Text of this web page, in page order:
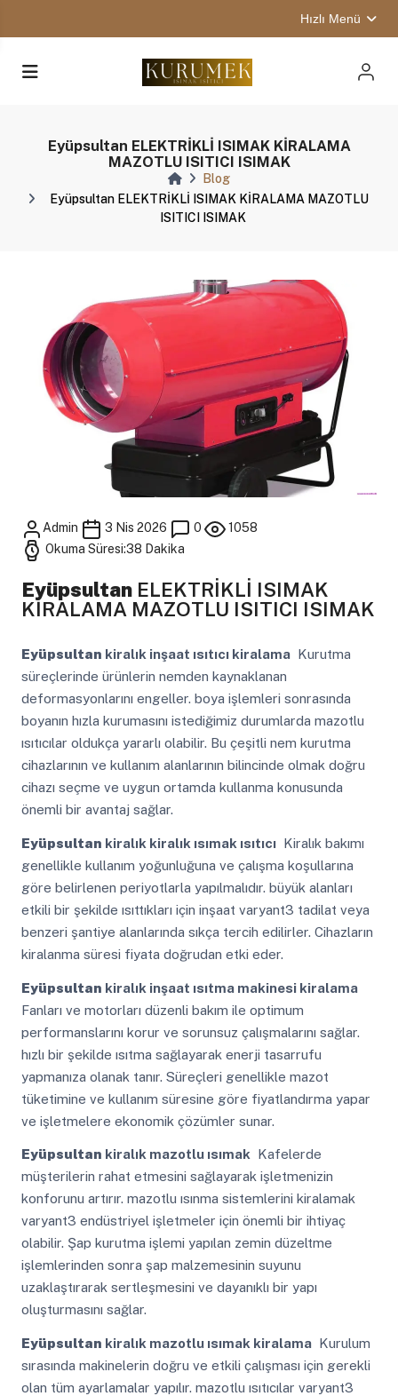
Hızlı Menü
Eyüpsultan ELEKTRİKLİ ISIMAK KİRALAMA
MAZOTLU ISITICI ISIMAK
Blog
Eyüpsultan ELEKTRİKLİ ISIMAK KİRALAMA MAZOTLU
ISITICI ISIMAK
Admin 3 Nis 2026 0
1058
Okuma Süresi:38 Dakika
EyüpsultanELEKTRİKLİ ISIMAK
KİRALAMA MAZOTLU ISITICI ISIMAK
Eyüpsultan kiralık inşaat ısıtıcı kiralamaKurutma
süreçlerinde ürünlerin nemden kaynaklanan
deformasyonlarını engeller. boya işlemleri sonrasında
boyanın hızla kurumasını istediğimiz durumlarda mazotlu
ısıtıcılar oldukça yararlı olabilir. Bu çeşitli nem kurutma
cihazlarının ve kullanım alanlarının bilincinde olmak doğru
cihazı seçme ve uygun ortamda kullanma konusunda
önemli bir avantaj sağlar.
Eyüpsultan kiralık kiralık ısımak ısıtıcıKiralık bakımı
genellikle kullanım yoğunluğuna ve çalışma koşullarına
göre belirlenen periyotlarla yapılmalıdır. büyük alanları
etkili bir şekilde ısıttıkları için inşaat varyant3 tadilat veya
benzeri şantiye alanlarında sıkça tercih edilirler. Cihazların
kiralanma süresi fiyata doğrudan etki eder.
Eyüpsultan kiralık inşaat ısıtma makinesi kiralama
Fanları ve motorları düzenli bakım ile optimum
performanslarını korur ve sorunsuz çalışmalarını sağlar.
hızlı bir şekilde ısıtma sağlayarak enerji tasarrufu
yapmanıza olanak tanır. Süreçleri genellikle mazot
tüketimine ve kullanım süresine göre fiyatlandırma yapar
ve işletmelere ekonomik çözümler sunar.
Eyüpsultan kiralık mazotlu ısımak Kafelerde
müşterilerin rahat etmesini sağlayarak işletmenizin
konforunu artırır. mazotlu ısınma sistemlerini kiralamak
varyant3 endüstriyel işletmeler için önemli bir ihtiyaç
olabilir. Şap kurutma işlemi yapılan zemin düzeltme
işlemlerinden sonra şap malzemesinin suyunu
uzaklaştırarak sertleşmesini ve dayanıklı bir yapı
oluşturmasını sağlar.
Eyüpsultan kiralık mazotlu ısımak kiralamaKurulum
sırasında makinelerin doğru ve etkili çalışması için gerekli
olan tüm ayarlamalar yapılır. mazotlu ısıtıcılar varyant3